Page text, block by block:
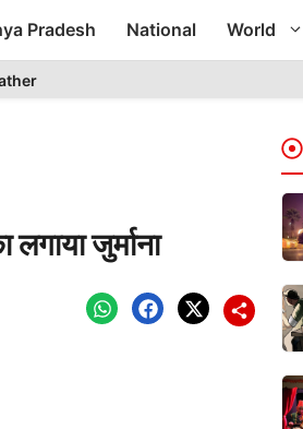
Pradesh National World
जुर्माना